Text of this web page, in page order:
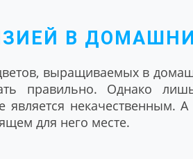
В
выращиваемых в
правильно. Однако
является некачественным.
для него месте.